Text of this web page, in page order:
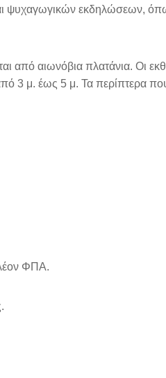
ψυχαγωγικών εκδηλώσεων,
από αιωνόβια πλατάνια. Οι
3 μ. έως 5 μ. Τα περίπτερα
ΦΠΑ.